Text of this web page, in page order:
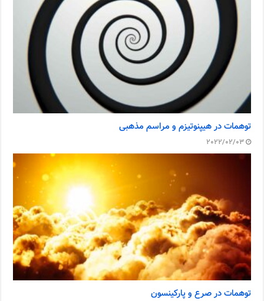
توهمات در هیپنوتیزم و مراسم مذهبی
2022/02/03
توهمات در صرع و پارکینسون